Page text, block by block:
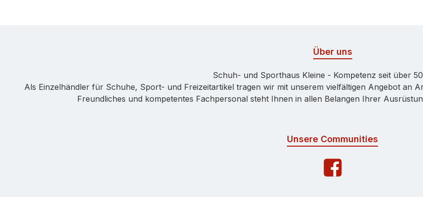
Über uns
Schuh- und Sporthaus Kleine - Kompetenz seit über
Als Einzelhändler für Schuhe, Sport- und Freizeitartikel tragen wir mit unserem vielfältigen Angebot an
Freundliches und kompetentes Fachpersonal steht Ihnen in allen Belangen Ihrer
Unsere Communities